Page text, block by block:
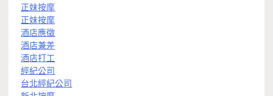
正妹按摩
正妹按摩
酒店應徵
酒店兼差
酒店打工
經紀公司
台北經紀公司